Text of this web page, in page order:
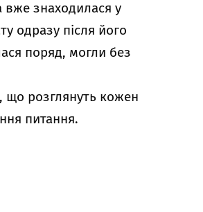
вже знаходилася у
одразу після його
поряд, могли без
що розглянуть кожен
питання.